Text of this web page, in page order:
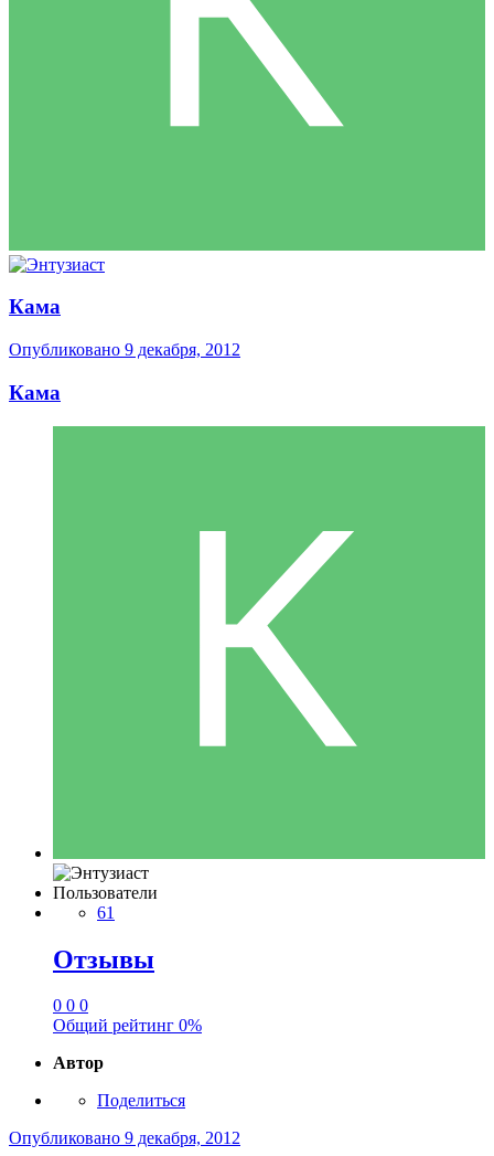
Кама
Опубликовано 9 декабря, 2012
Кама
Пользователи
61
Отзывы
0 0 0
Общий рейтинг 0%
Автор
Поделиться
Опубликовано 9 декабря, 2012